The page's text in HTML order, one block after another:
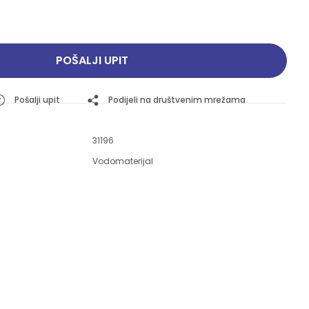
POŠALJI UPIT
Pošalji upit Podijeli na društvenim mrežama
31196
Vodomaterijal